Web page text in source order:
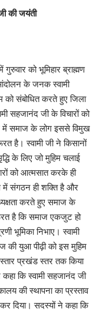
जी की जयंती
में गुरुवार को भूमिहार ब्राह्मण
के जनक स्वामी
को संबोधित करते हुए जिला
सहजानंद जी के विचारों को
में समाज के लोग इससे विमुख
है। स्वामी जी ने किसानों
के लिए जो मुहिम चलाई
को आत्मसात करके ही
संगठन ही शक्ति है और
करते हुए समाज के
है कि समाज एकजुट हो
भूमिका निभाए। स्वामी
की युआ पीढ़ी को इस मुहिम
प्रखंड स्तर तक किया
कि स्वामी सहजानंद जी
की स्थापना का प्रस्ताव
दिया। सदस्यों ने कहा कि